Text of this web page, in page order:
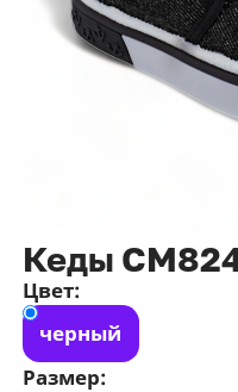
Кеды
Цвет:
черный
Размер:
данныхипубличной
100 ₽ 100 ₽
42